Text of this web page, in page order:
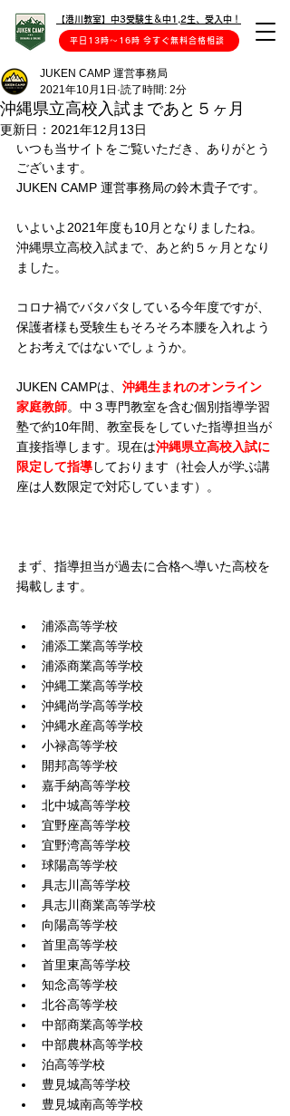
平日13時〜16時 今すぐ無料合格相談
【港川教室】中3受験生＆中1,2生、受入中！
沖縄県立高校入試まであと５ヶ月
JUKEN CAMP 運営事務局
2021年10月1日 読了時間: 2分
更新日： 2021年12月13日
いつも当サイトをご覧いただき、ありがとう
ございます。
JUKEN CAMP 運営事務局の鈴木貴子です。
いよいよ2021年度も10月となりましたね。
沖縄県立高校入試まで、あと約５ヶ月となり
ました。
コロナ禍でバタバタしている今年度ですが、
保護者様も受験生もそろそろ本腰を入れよう
とお考えではないでしょうか。
JUKEN CAMPは、 沖縄生まれのオンライン
家庭教師。中３専門教室を含む個別指導学習
塾で約10年間、教室長をしていた指導担当が
直接指導します。現在は沖縄県立高校入試に
限定して指導しております（社会人が学ぶ講
座は人数限定で対応しています）。
まず、指導担当が過去に合格へ導いた高校を
掲載します。
浦添高等学校
浦添工業高等学校
浦添商業高等学校
沖縄工業高等学校
沖縄尚学高等学校
沖縄水産高等学校
小禄高等学校
開邦高等学校
嘉手納高等学校
北中城高等学校
宜野座高等学校
宜野湾高等学校
球陽高等学校
具志川高等学校
具志川商業高等学校
向陽高等学校
首里高等学校
首里東高等学校
知念高等学校
北谷高等学校
中部商業高等学校
中部農林高等学校
泊高等学校
豊見城高等学校
豊見城南高等学校